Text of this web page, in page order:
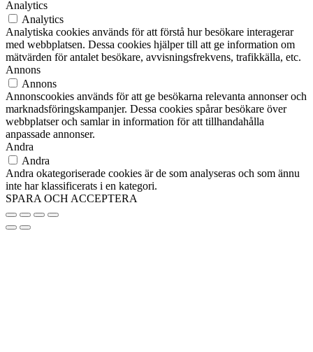
Analytics
Analytics
Analytiska cookies används för att förstå hur besökare interagerar
med webbplatsen. Dessa cookies hjälper till att ge information om
mätvärden för antalet besökare, avvisningsfrekvens, trafikkälla, etc.
Annons
Annons
Annonscookies används för att ge besökarna relevanta annonser och
marknadsföringskampanjer. Dessa cookies spårar besökare över
webbplatser och samlar in information för att tillhandahålla
anpassade annonser.
Andra
Andra
Andra okategoriserade cookies är de som analyseras och som ännu
inte har klassificerats i en kategori.
SPARA OCH ACCEPTERA